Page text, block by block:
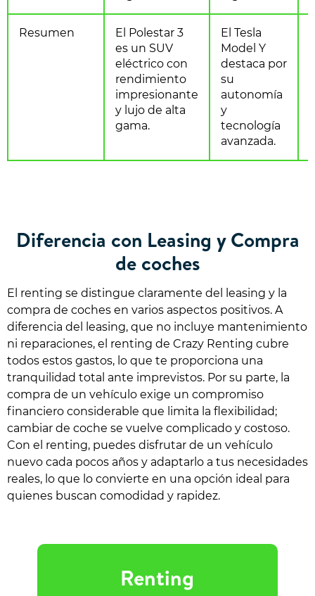
Resumen
El Polestar 3
es un SUV
eléctrico con
rendimiento
impresionante
y lujo de alta
gama.
El Tesla
Model Y
destaca por
su
autonomía
y
tecnología
avanzada.
Diferencia con Leasing y Compra
de coches
El renting se distingue claramente del leasing y la
compra de coches en varios aspectos positivos. A
diferencia del leasing, que no incluye mantenimiento
ni reparaciones, el renting de Crazy Renting cubre
todos estos gastos, lo que te proporciona una
tranquilidad total ante imprevistos. Por su parte, la
compra de un vehículo exige un compromiso
financiero considerable que limita la flexibilidad;
cambiar de coche se vuelve complicado y costoso.
Con el renting, puedes disfrutar de un vehículo
nuevo cada pocos años y adaptarlo a tus necesidades
reales, lo que lo convierte en una opción ideal para
quienes buscan comodidad y rapidez.
Renting